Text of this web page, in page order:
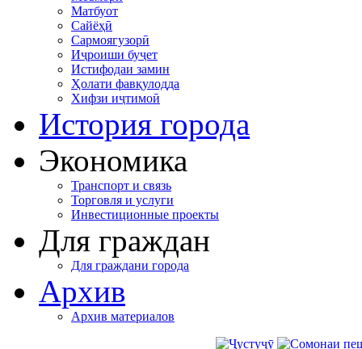
Матбуот
Сайёҳӣ
Сармоягузорӣ
Иҷроиши буҷет
Истифодаи замин
Ҳолати фавқулодда
Хифзи иҷтимоӣ
История города
Экономика
Транспорт и связь
Торговля и услуги
Инвестиционные проекты
Для граждан
Для граждани города
Архив
Архив материалов